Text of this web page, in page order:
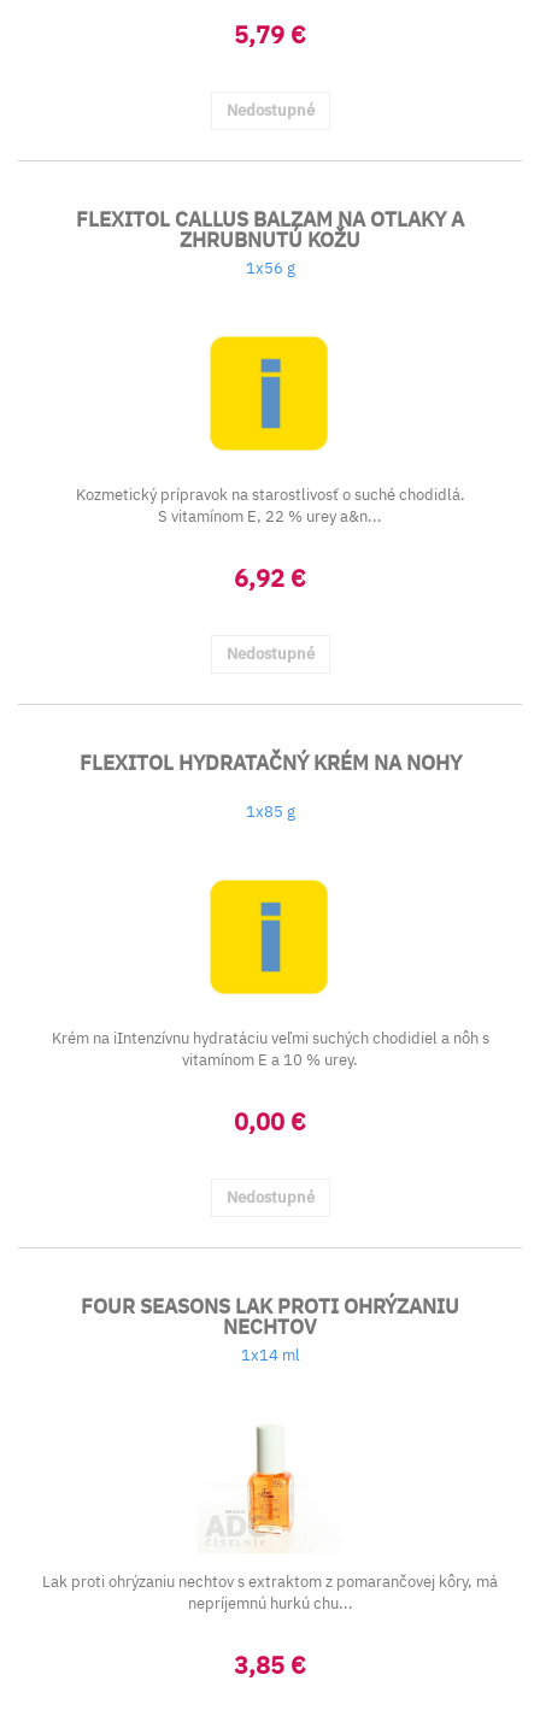
5,79 €
Nedostupné
FLEXITOL CALLUS BALZAM NA OTLAKY A
ZHRUBNUTÚ KOŽU
1x56 g
Kozmetický prípravok na starostlivosť o suché chodidlá.
S vitamínom E, 22 % urey a&n...
6,92 €
Nedostupné
FLEXITOL HYDRATAČNÝ KRÉM NA NOHY
1x85 g
Krém na iIntenzívnu hydratáciu veľmi suchých chodidiel a nôh s
vitamínom E a 10 % urey.
0,00 €
Nedostupné
FOUR SEASONS LAK PROTI OHRÝZANIU
NECHTOV
1x14 ml
Lak proti ohrýzaniu nechtov s extraktom z pomarančovej kôry, má
nepríjemnú hurkú chu...
3,85 €